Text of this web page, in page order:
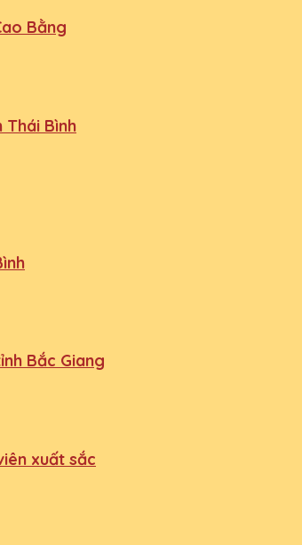
Bằng
Bình
Bắc Giang
xuất sắc